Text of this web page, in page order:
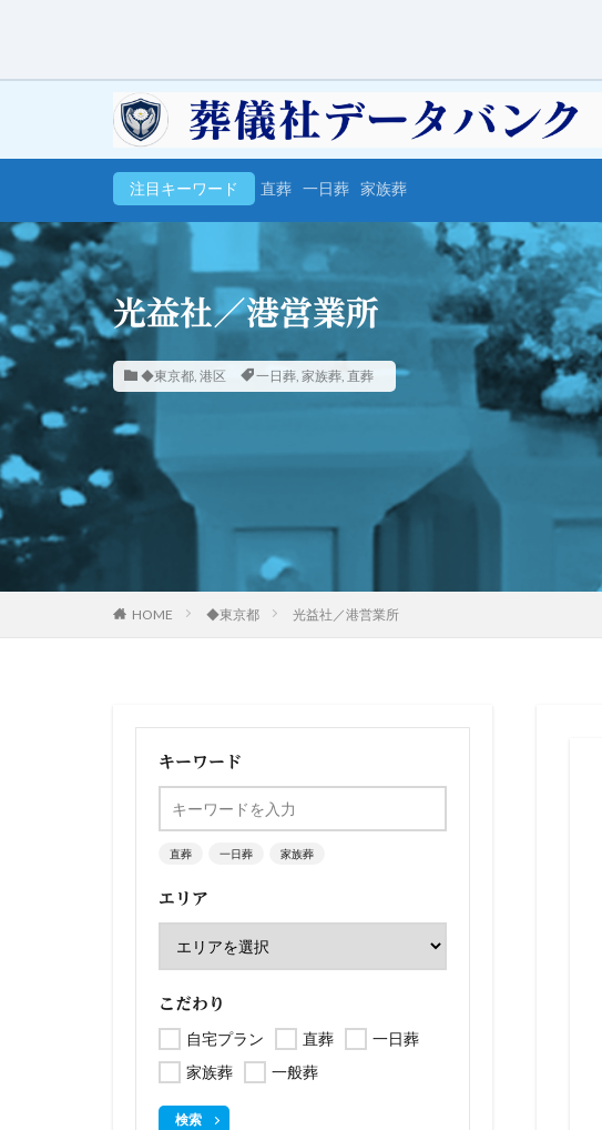
注目キーワード 直葬 一日葬 家族葬
光益社／港営業所
◆東京都, 港区 一日葬, 家族葬, 直葬
HOME ◆東京都 光益社／港営業所
キーワード
直葬 一日葬 家族葬
エリア
こだわり
自宅プラン 直葬
一日葬
家族葬
一般葬
検索